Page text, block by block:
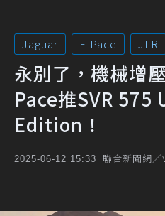
Jaguar F-Pace JLR
永別了，機械增
Pace推SVR
Edition！
2025-06-12 15:33 聯合新聞網